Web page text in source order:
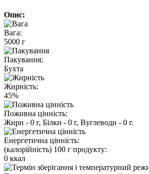
Опис:
Вага:
5000 г
Пакування:
Бухта
Жирність:
45%
Поживна цінність:
Жири - 0 г, Білки - 0 г, Вуглеводи - 0 г.
Енергетична цінність:
(калорійність) 100 г продукту:
0 ккал